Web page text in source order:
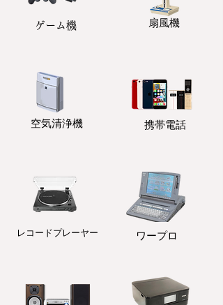
ゲーム機 扇風機
​空気清浄機 携帯電話
レコードプレーヤー ワープロ